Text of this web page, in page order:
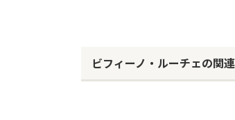
ビフィーノ・ルーチェの関